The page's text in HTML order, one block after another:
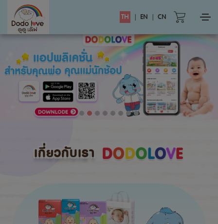
TH | EN | CN
เกี่ยวกับเรา